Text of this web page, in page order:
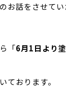
お話をさせてい
「6月1日より
ております。